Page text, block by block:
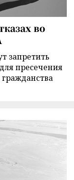
во
запретить
пресечения